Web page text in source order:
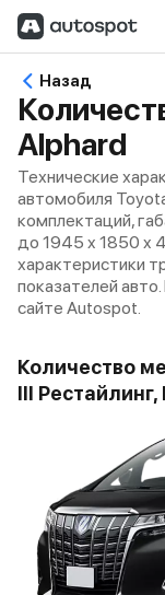
Назад
Alphard
Технические
автомобиля
комплектаций,
до 1945 x 1850 x
характеристики
показателей
сайте Autospot.
Количество
III